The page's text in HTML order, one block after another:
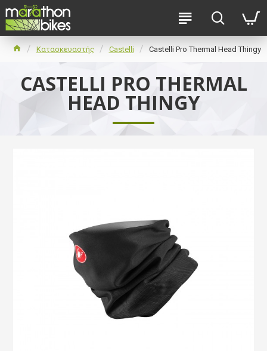
Κατασκευαστής Castelli Castelli Pro Thermal Head Thingy
CASTELLI PRO THERMAL
HEAD THINGY